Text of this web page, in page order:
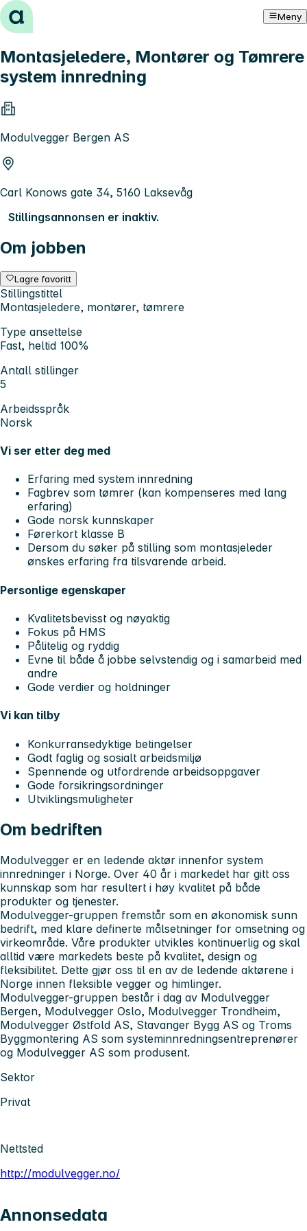
Hopp til innhold Meny
Montasjeledere, Montører og Tømrere
system innredning
Modulvegger Bergen AS
Carl Konows gate 34, 5160 Laksevåg
Stillingsannonsen er inaktiv.
Om jobben
Lagre favoritt
Stillingstittel
Montasjeledere, montører, tømrere
Type ansettelse
Fast, heltid 100%
Antall stillinger
5
Arbeidsspråk
Norsk
Vi ser etter deg med
Erfaring med system innredning
Fagbrev som tømrer (kan kompenseres med lang
erfaring)
Gode norsk kunnskaper
Førerkort klasse B
Dersom du søker på stilling som montasjeleder
ønskes erfaring fra tilsvarende arbeid.
Personlige egenskaper
Kvalitetsbevisst og nøyaktig
Fokus på HMS
Pålitelig og ryddig
Evne til både å jobbe selvstendig og i samarbeid med
andre
Gode verdier og holdninger
Vi kan tilby
Konkurransedyktige betingelser
Godt faglig og sosialt arbeidsmiljø
Spennende og utfordrende arbeidsoppgaver
Gode forsikringsordninger
Utviklingsmuligheter
Om bedriften
Modulvegger er en ledende aktør innenfor system
innredninger i Norge. Over 40 år i markedet har gitt oss
kunnskap som har resultert i høy kvalitet på både
produkter og tjenester.
Modulvegger-gruppen fremstår som en økonomisk sunn
bedrift, med klare definerte målsetninger for omsetning og
virkeområde. Våre produkter utvikles kontinuerlig og skal
alltid være markedets beste på kvalitet, design og
fleksibilitet. Dette gjør oss til en av de ledende aktørene i
Norge innen fleksible vegger og himlinger.
Modulvegger-gruppen består i dag av Modulvegger
Bergen, Modulvegger Oslo, Modulvegger Trondheim,
Modulvegger Østfold AS, Stavanger Bygg AS og Troms
Byggmontering AS som systeminnredningsentreprenører
og Modulvegger AS som produsent.
Sektor
Privat
Nettsted
http://modulvegger.no/
Annonsedata